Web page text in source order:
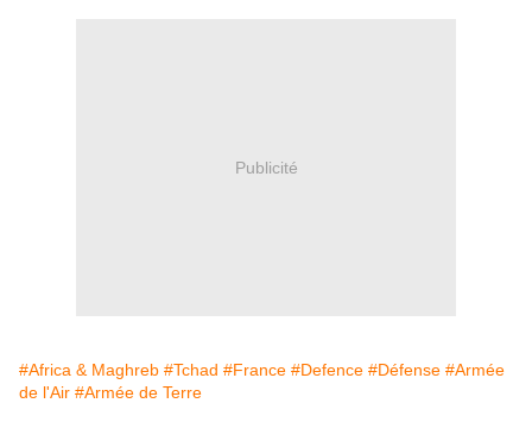
Publicité
#Africa & Maghreb #Tchad #France #Defence #Défense #Armée
de l'Air #Armée de Terre